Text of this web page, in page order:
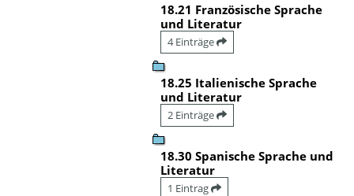
18.21 Französische Sprache
und Literatur
4 Einträge
18.25 Italienische Sprache
und Literatur
2 Einträge
18.30 Spanische Sprache und
Literatur
1 Eintrag